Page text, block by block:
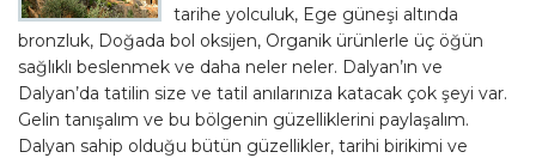
tarihe yolculuk, Ege güneşi altında
bronzluk, Doğada bol oksijen, Organik ürünlerle üç öğün
sağlıklı beslenmek ve daha neler neler. Dalyan’ın ve
Dalyan’da tatilin size ve tatil anılarınıza katacak çok şeyi var.
Gelin tanışalım ve bu bölgenin güzelliklerini paylaşalım.
Dalyan sahip olduğu bütün güzellikler, tarihi birikimi ve